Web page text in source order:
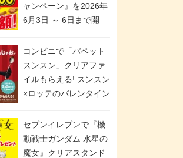
ャンペーン』を2026年
6月3日 ～ 6日まで開
などが「揚げ物スーパ
ーセール」でお得に! 各
日16:00 ～ 20:00の4時
間限定で実施。ななチ
メリカンドッグが税抜
き69円!
コンビニで「パペット
スンスン」クリアファ
イルもらえる! スンスン
×ロッテのバレンタイン
スタート。セブン、フ
ァミマ、ローソンの3社
で異なるデザイン＆対
セブンイレブンで『機
動戦士ガンダム 水星の
魔女』クリアスタンド